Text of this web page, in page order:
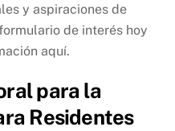
y aspiraciones de
de interés hoy
aquí.
para la
Residentes